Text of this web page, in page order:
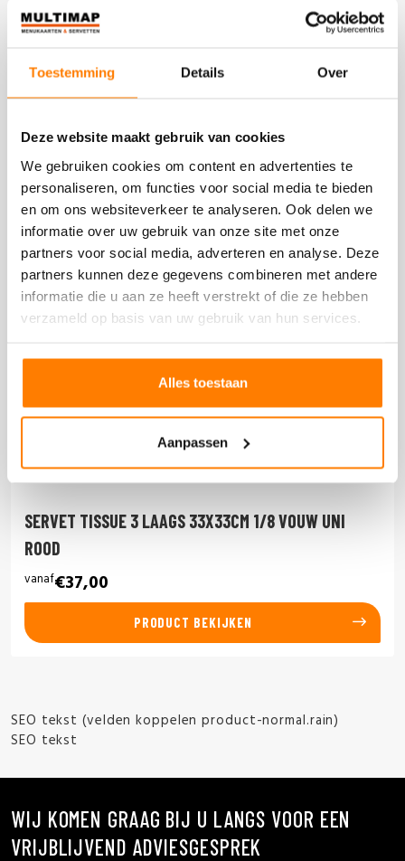
Toestemming Details Over
Deze website maakt gebruik van cookies
We gebruiken cookies om content en advertenties te
personaliseren, om functies voor social media te bieden
en om ons websiteverkeer te analyseren. Ook delen we
informatie over uw gebruik van onze site met onze
partners voor social media, adverteren en analyse. Deze
partners kunnen deze gegevens combineren met andere
informatie die u aan ze heeft verstrekt of die ze hebben
verzameld op basis van uw gebruik van hun services.
Alles toestaan
Aanpassen
DOOS 600 STUKS
SERVET TISSUE 3 LAAGS 33X33CM 1/8 VOUW UNI
ROOD
vanaf€37,00
PRODUCT BEKIJKEN
SEO tekst (velden koppelen product-normal.rain)
SEO tekst
WIJ KOMEN GRAAG BIJ U LANGS VOOR EEN
VRIJBLIJVEND ADVIESGESPREK